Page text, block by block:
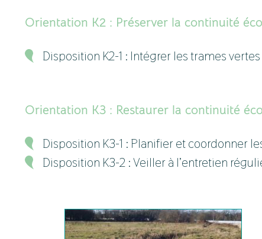
Orientation K2 : Préserver la continuité
Disposition K2-1 : Intégrer les trames
Orientation K3 : Restaurer la continuité
Disposition K3-1 : Planifier et coordonner
Disposition K3-2 : Veiller à l’entretien